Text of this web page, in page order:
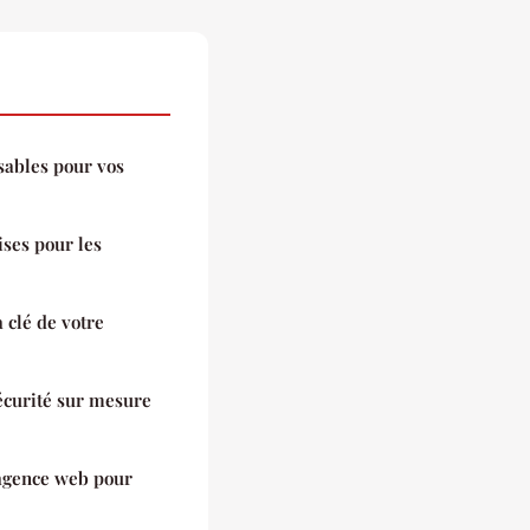
pour vos
pour les
clé de votre
sur mesure
web pour